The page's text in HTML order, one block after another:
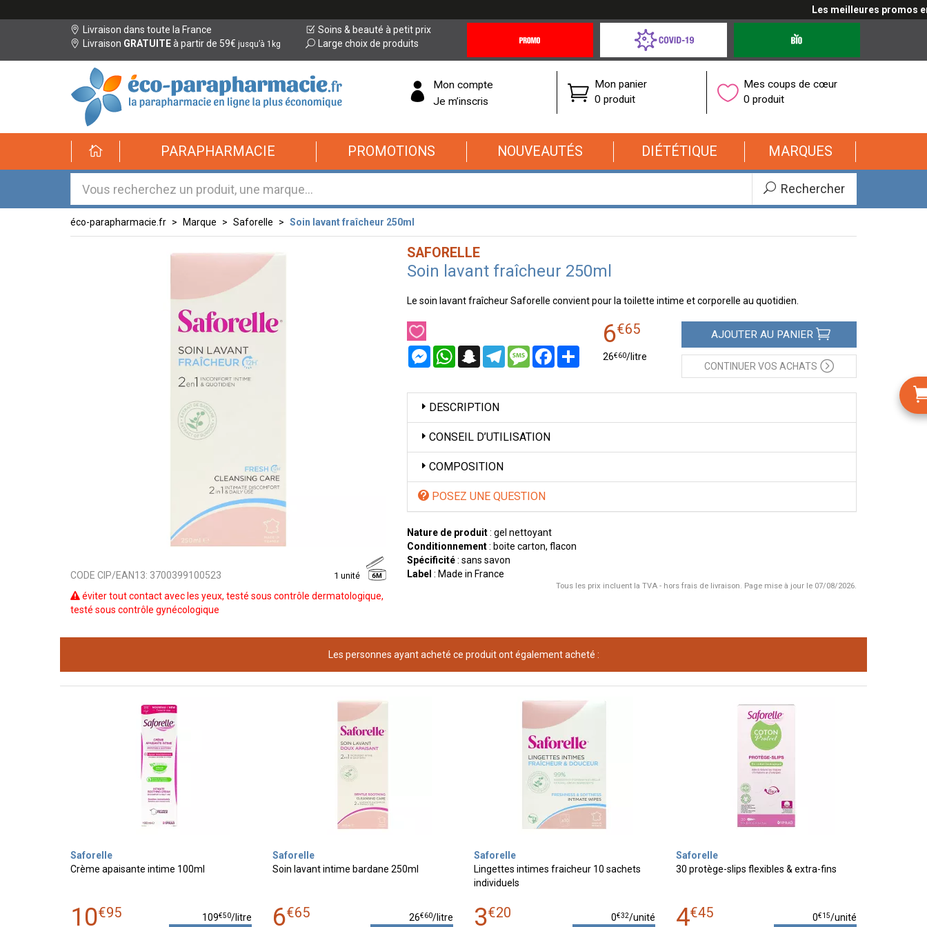
Les meilleures promos en
Livraison dans toute la France
Livraison GRATUITEà partir de 59€ jusqu’à 1kg
Soins & beauté à petit prix
Large choix de produits
Offres
Coronavirus
éco-
parapharmacie.fr
éco-
parapharmacie.fr
Mon compte
Je m’inscris
Mon panier
0 produit
Mes coups de cœur
0 produit
PARAPHARMACIE PROMOTIONS NOUVEAUTÉS DIÉTÉTIQUE MARQUES
Rechercher
éco-parapharmacie.fr Marque Saforelle Soin lavant fraîcheur 250ml
CODE CIP/EAN13: 3700399100523 1 unité 6M
éviter tout contact avec les yeux, testé sous contrôle dermatologique,
testé sous contrôle gynécologique
SAFORELLE
Soin lavant fraîcheur 250ml
Le soin lavant fraîcheur Saforelle convient pour la toilette intime et corporelle au quotidien.
MessengerWhatsAppSnapchatTelegramMessageFacebookPartager
6€65
26€60/litre
AJOUTER AU PANIER
CONTINUER VOS ACHATS
DESCRIPTION
CONSEIL D’UTILISATION
COMPOSITION
POSEZ UNE QUESTION
Nature de produit: gel nettoyant
Conditionnement: boite carton, flacon
Spécificité: sans savon
Label : Made in France
Tous les prix incluent la TVA - hors frais de livraison. Page mise à jour le 07/08/2026.
Les personnes ayant acheté ce produit ont également acheté :
Saforelle
Crème apaisante intime 100ml
10€95 109€50/litre
Saforelle
Soin lavant intime bardane 250ml
6€65 26€60/litre
Saforelle
Lingettes intimes fraicheur 10 sachets
individuels
3€20 0€32/unité
Saforelle
30 protège-slips flexibles & extra-fins
4€45 0€15/unité